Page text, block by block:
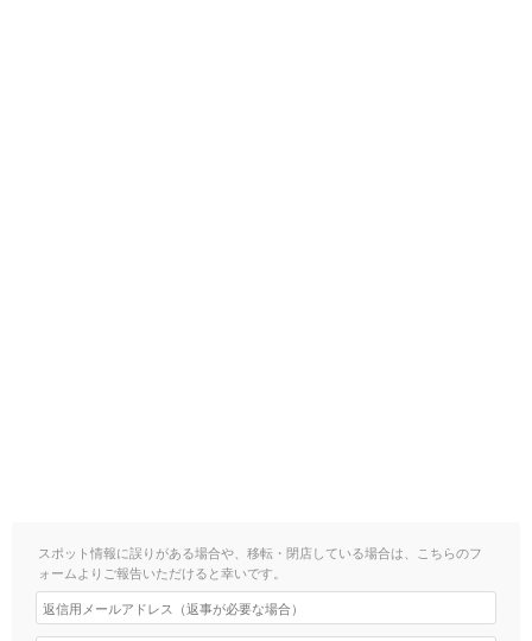
スポット情報に誤りがある場合や、移転・閉店している場合は、こちらのフ
ォームよりご報告いただけると幸いです。